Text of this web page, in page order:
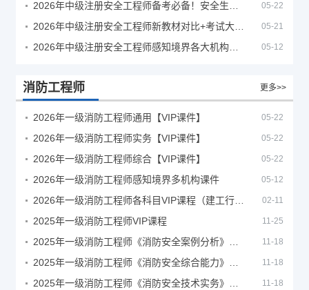
05-22
05-21
05-12
消防工程师 更多>>
2026年一级消防工程师通用【VIP课件】 05-22
2026年一级消防工程师实务【VIP课件】 05-22
2026年一级消防工程师综合【VIP课件】 05-22
2026年一级消防工程师感知境界多机构课件 05-12
02-11
2025年一级消防工程师VIP课程 11-25
11-18
11-18
11-18